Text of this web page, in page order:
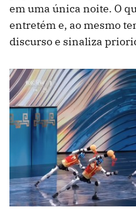
em uma única noite. O
entretém e, ao mesmo
discurso e sinaliza